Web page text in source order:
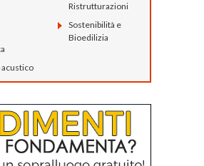
Ristrutturazioni
Sostenibilità e
Bioedilizia